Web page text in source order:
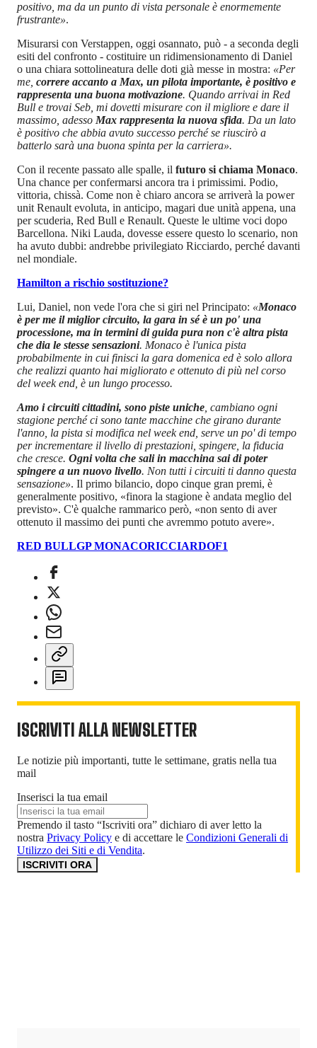
positivo, ma da un punto di vista personale è enormemente
frustrante».
Misurarsi con Verstappen, oggi osannato, può - a seconda degli
esiti del confronto - costituire un ridimensionamento di Daniel
o una chiara sottolineatura delle doti già messe in mostra: «Per
me, correre accanto a Max, un pilota importante, è positivo e
rappresenta una buona motivazione. Quando arrivai in Red
Bull e trovai Seb, mi dovetti misurare con il migliore e dare il
massimo, adesso Max rappresenta la nuova sfida. Da un lato
è positivo che abbia avuto successo perché se riuscirò a
batterlo sarà una buona spinta per la carriera».
Con il recente passato alle spalle, il futuro si chiama Monaco.
Una chance per confermarsi ancora tra i primissimi. Podio,
vittoria, chissà. Come non è chiaro ancora se arriverà la power
unit Renault evoluta, in anticipo, magari due unità appena, una
per scuderia, Red Bull e Renault. Queste le ultime voci dopo
Barcellona. Niki Lauda, dovesse essere questo lo scenario, non
ha avuto dubbi: andrebbe privilegiato Ricciardo, perché davanti
nel mondiale.
Hamilton a rischio sostituzione?
Lui, Daniel, non vede l'ora che si giri nel Principato: «Monaco
è per me il miglior circuito, la gara in sé è un po' una
processione, ma in termini di guida pura non c'è altra pista
che dia le stesse sensazioni. Monaco è l'unica pista
probabilmente in cui finisci la gara domenica ed è solo allora
che realizzi quanto hai migliorato e ottenuto di più nel corso
del week end, è un lungo processo.
Amo i circuiti cittadini, sono piste uniche , cambiano ogni
stagione perché ci sono tante macchine che girano durante
l'anno, la pista si modifica nel week end, serve un po' di tempo
per incrementare il livello di prestazioni, spingere, la fiducia
che cresce. Ogni volta che sali in macchina sai di poter
spingere a un nuovo livello. Non tutti i circuiti ti danno questa
sensazione». Il primo bilancio, dopo cinque gran premi, è
generalmente positivo, «finora la stagione è andata meglio del
previsto». C'è qualche rammarico però, «non sento di aver
ottenuto il massimo dei punti che avremmo potuto avere».
RED BULLGP MONACORICCIARDOF1
ISCRIVITI ALLA NEWSLETTER
Le notizie più importanti, tutte le settimane, gratis nella tua
mail
Inserisci la tua email
Premendo il tasto “Iscriviti ora” dichiaro di aver letto la
nostra Privacy Policy e di accettare le Condizioni Generali di
Utilizzo dei Siti e di Vendita.
ISCRIVITI ORA